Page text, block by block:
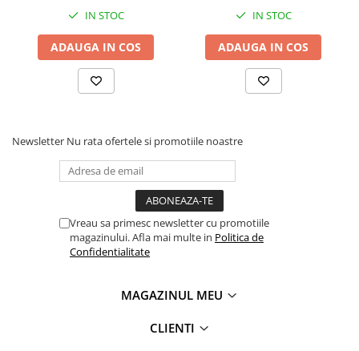
IN STOC
ADAUGA IN COS
IN STOC
ADAUGA IN COS
Newsletter Nu rata ofertele si promotiile noastre
Vreau sa primesc newsletter cu promotiile
magazinului. Afla mai multe in Politica de
Confidentialitate
MAGAZINUL MEU
CLIENTI